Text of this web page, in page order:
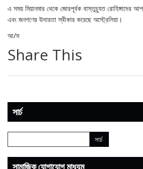
এ সময় মিয়ানমার থেকে জোরপূর্বক বাস্তুচ্যুত রোহিঙ্গাদের
এবং জনগণের উদারতা স্বীকার করেছে অস্ট্রেলিয়া।
আ/ম
Share This
সার্চ
সামাজিক যোগাযোগ মাধ্যম